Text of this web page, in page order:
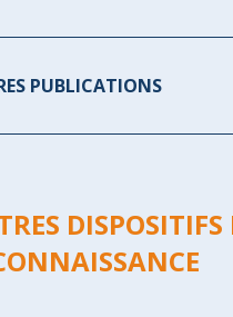
PUBLICATIONS
DISPOSITIFS